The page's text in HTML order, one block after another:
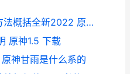
原神申鹤突破材料及获得方法概括全新2022 原神申鹤语音
原神1.5 下载
神甘雨是什么系的